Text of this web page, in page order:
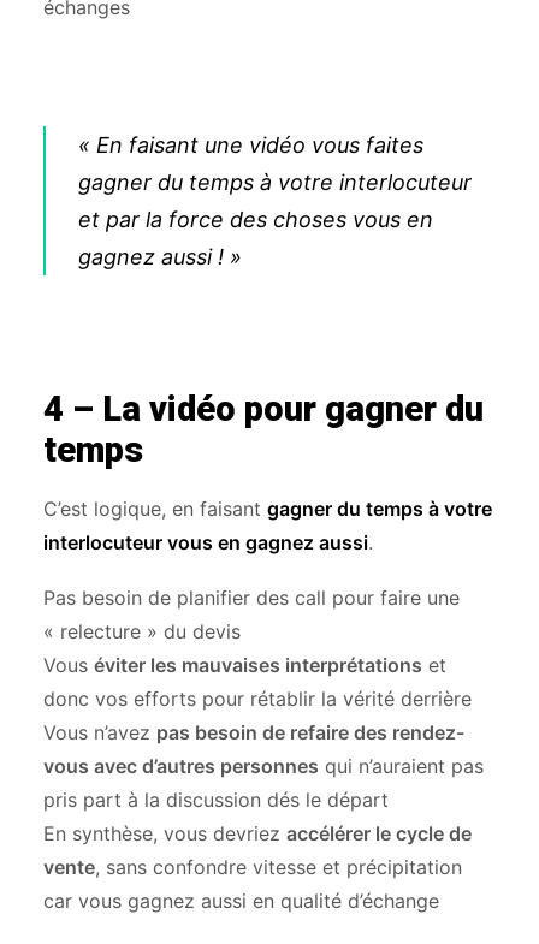
échanges
« En faisant une vidéo vous faites
gagner du temps à votre interlocuteur
et par la force des choses vous en
gagnez aussi ! »
4 – La vidéo pour gagner du
temps
C’est logique, en faisant gagner du temps à votre
interlocuteur vous en gagnez aussi.
Pas besoin de planifier des call pour faire une
« relecture » du devis
Vous éviter les mauvaises interprétations et
donc vos efforts pour rétablir la vérité derrière
Vous n’avez pas besoin de refaire des rendez-
vous avec d’autres personnes qui n’auraient pas
pris part à la discussion dés le départ
En synthèse, vous devriez accélérer le cycle de
vente, sans confondre vitesse et précipitation
car vous gagnez aussi en qualité d’échange